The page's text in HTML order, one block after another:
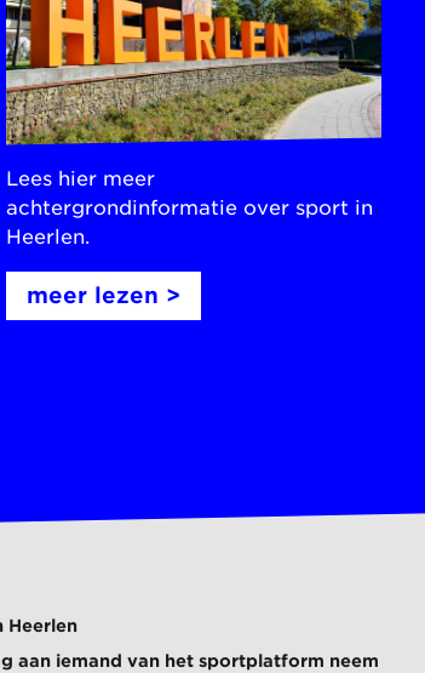
Lees hier meer
achtergrondinformatie over sport in
Heerlen.
meer lezen >
Heerlen
aan iemand van het sportplatform neem